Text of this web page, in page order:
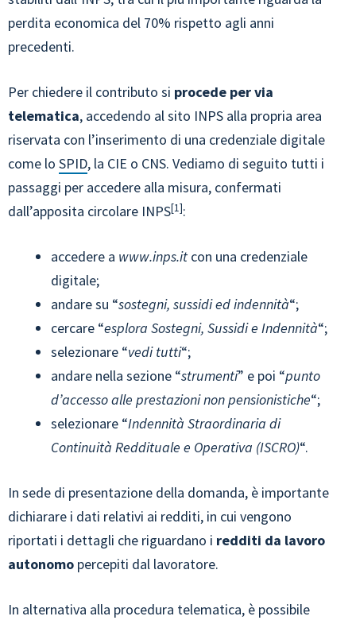
perdita economica del 70% rispetto agli anni
precedenti.
Per chiedere il contributo si procede per via
telematica, accedendo al sito INPS alla propria area
riservata con l’inserimento di una credenziale digitale
come lo SPID, la CIE o CNS. Vediamo di seguito tutti i
passaggi per accedere alla misura, confermati
dall’apposita circolare INPS 1 :
accedere a www.inps.it con una credenziale
digitale;
andare su “sostegni, sussidi ed indennità“;
cercare “esplora Sostegni, Sussidi e Indennità“;
selezionare “vedi tutti“;
andare nella sezione “strumenti” e poi “punto
d’accesso alle prestazioni non pensionistiche“;
selezionare “Indennità Straordinaria di
Continuità Reddituale e Operativa (ISCRO)“.
In sede di presentazione della domanda, è importante
dichiarare i dati relativi ai redditi, in cui vengono
riportati i dettagli che riguardano i redditi da lavoro
autonomo percepiti dal lavoratore.
In alternativa alla procedura telematica, è possibile